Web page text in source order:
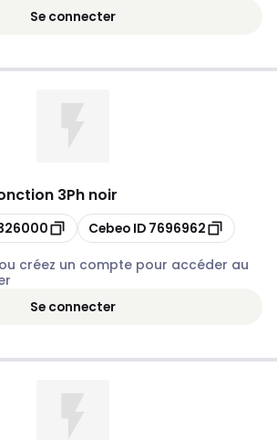
Se connecter
3Ph noir
Copier
Cebeo ID 7696962
créez un compte pour accéder au
Se connecter